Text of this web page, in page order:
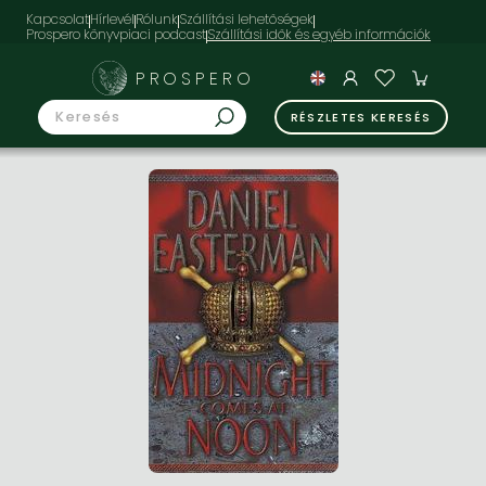
KapcsolatHírlevélRólunkSzállítási lehetőségek
Prospero könyvpiaci podcast
PROSPERO
RÉSZLETES KERESÉS